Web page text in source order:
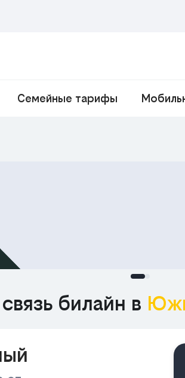
Семейные тарифы
билайн в